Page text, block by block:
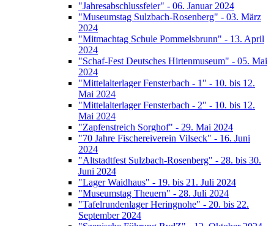
"Jahresabschlussfeier" - 06. Januar 2024
"Museumstag Sulzbach-Rosenberg" - 03. März
2024
"Mitmachtag Schule Pommelsbrunn" - 13. April
2024
"Schaf-Fest Deutsches Hirtenmuseum" - 05. Mai
2024
"Mittelalterlager Fensterbach - 1" - 10. bis 12.
Mai 2024
"Mittelalterlager Fensterbach - 2" - 10. bis 12.
Mai 2024
"Zapfenstreich Sorghof" - 29. Mai 2024
"70 Jahre Fischereiverein Vilseck" - 16. Juni
2024
"Altstadtfest Sulzbach-Rosenberg" - 28. bis 30.
Juni 2024
"Lager Waidhaus" - 19. bis 21. Juli 2024
"Museumstag Theuern" - 28. Juli 2024
"Tafelrundenlager Heringnohe" - 20. bis 22.
September 2024